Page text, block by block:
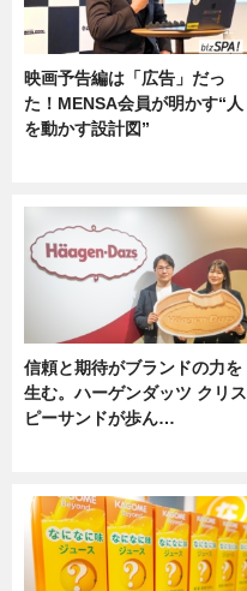
映画予告編は「広告」だっ
た！MENSA会員が明かす“人
を動かす設計図”
信頼と期待がブランドの力を
生む。ハーゲンダッツ クリス
ピーサンドが歩ん…